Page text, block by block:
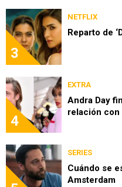
3
NETFLIX
Reparto de
4
EXTRA
Andra Day
relación con
SERIES
Cuándo se
Amsterdam